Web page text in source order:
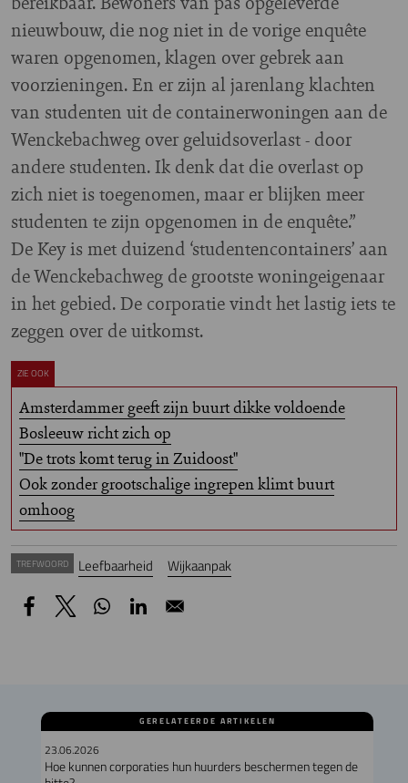
nieuwbouw, die nog niet in de vorige enquête
waren opgenomen, klagen over gebrek aan
voorzieningen. En er zijn al jarenlang klachten
van studenten uit de containerwoningen aan de
Wenckebachweg over geluidsoverlast - door
andere studenten. Ik denk dat die overlast op
zich niet is toegenomen, maar er blijken meer
studenten te zijn opgenomen in de enquête.”
De Key is met duizend ‘studentencontainers’ aan
de Wenckebachweg de grootste woningeigenaar
in het gebied. De corporatie vindt het lastig iets te
zeggen over de uitkomst.
ZIE OOK
Amsterdammer geeft zijn buurt dikke voldoende
Bosleeuw richt zich op
"De trots komt terug in Zuidoost"
Ook zonder grootschalige ingrepen klimt buurt
omhoog
TREFWOORD Leefbaarheid Wijkaanpak
GERELATEERDE ARTIKELEN
23.06.2026
Hoe kunnen corporaties hun huurders beschermen tegen de